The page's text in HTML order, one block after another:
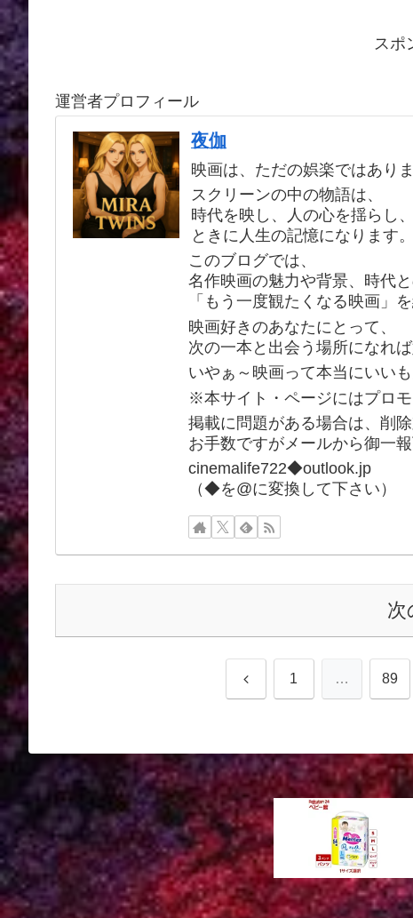
スポ
運営者プロフィール
夜伽
映画は、ただの娯楽ではありま
スクリーンの中の物語は、
時代を映し、人の心を揺らし、
ときに人生の記憶になります。
このブログでは、
名作映画の魅力や背景、時代
「もう一度観たくなる映画」
映画好きのあなたにとって、
次の一本と出会う場所になれば
いやぁ～映画って本当にいいも
※本サイト・ページにはプロモ
掲載に問題がある場合は、削
お手数ですがメールから御一
cinemalife722◆outlook.jp
（◆を@に変換して下さい）
次
前 1 … 89